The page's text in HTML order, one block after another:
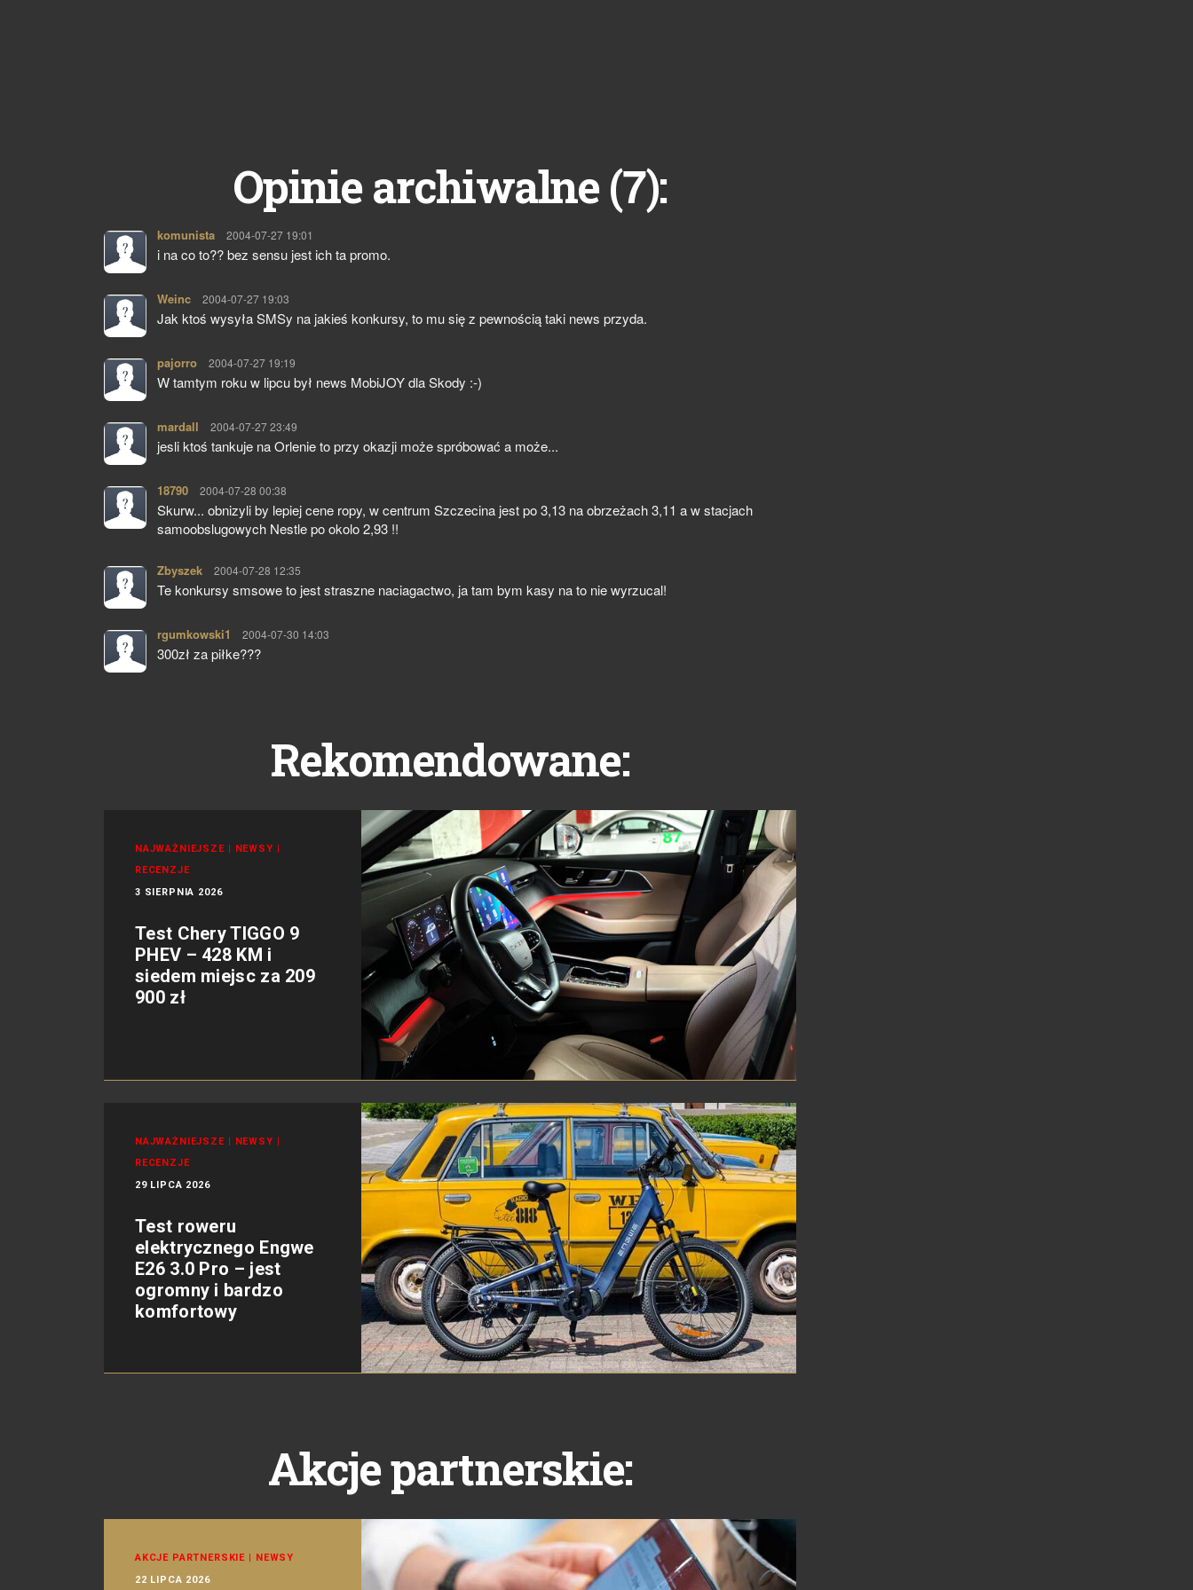
Opinie archiwalne (7):
komunista pisze:
2004-07-27 19:01
i na co to?? bez sensu jest ich ta promo.
Weinc pisze:
2004-07-27 19:03
Jak ktoś wysyła SMSy na jakieś konkursy, to mu się z pewnością taki news przyda.
pajorro pisze:
2004-07-27 19:19
W tamtym roku w lipcu był news MobiJOY dla Skody :-)
mardall pisze:
2004-07-27 23:49
jesli ktoś tankuje na Orlenie to przy okazji może spróbować a może...
18790 pisze:
2004-07-28 00:38
Skurw... obnizyli by lepiej cene ropy, w centrum Szczecina jest po 3,13 na obrzeżach 3,11 a w stacjach
samoobslugowych Nestle po okolo 2,93 !!
Zbyszek pisze:
2004-07-28 12:35
Te konkursy smsowe to jest straszne naciagactwo, ja tam bym kasy na to nie wyrzucal!
rgumkowski1 pisze:
2004-07-30 14:03
300zł za piłke???
Rekomendowane:
NAJWAŻNIEJSZE | NEWSY |
RECENZJE
3 SIERPNIA 2026
Test Chery TIGGO 9
PHEV – 428 KM i
siedem miejsc za 209
900 zł
NAJWAŻNIEJSZE | NEWSY |
RECENZJE
29 LIPCA 2026
Test roweru
elektrycznego Engwe
E26 3.0 Pro – jest
ogromny i bardzo
komfortowy
Akcje partnerskie:
AKCJE PARTNERSKIE | NEWSY
22 LIPCA 2026